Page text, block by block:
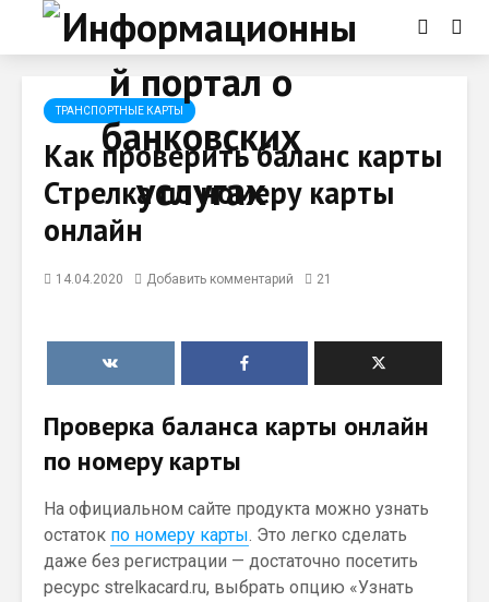
ТРАНСПОРТНЫЕ КАРТЫ
Как проверить баланс карты
Стрелка по номеру карты
онлайн
14.04.2020 Добавить комментарий 21
Проверка баланса карты онлайн
по номеру карты
На официальном сайте продукта можно узнать
остаток по номеру карты. Это легко сделать
даже без регистрации — достаточно посетить
ресурс strelkacard.ru, выбрать опцию «Узнать